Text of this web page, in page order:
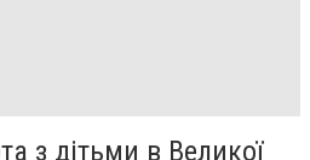
з дітьми в Великої